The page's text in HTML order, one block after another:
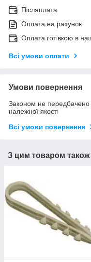
Післяплата
Оплата на рахунок
Оплата готівкою в
Всі умови оплати
Умови повернення
Законом не передбачено
належної якості
Всі умови повернення
З цим товаром